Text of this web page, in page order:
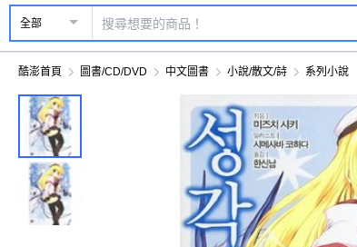
全部
酷澎首頁 圖書/CD/DVD 中文圖書 小說/散文/詩 系列小說